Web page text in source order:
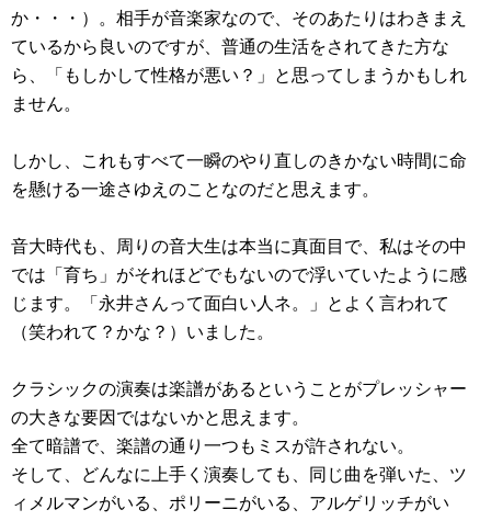
か・・・）。相手が音楽家なので、そのあたりはわきまえ
ているから良いのですが、普通の生活をされてきた方な
ら、「もしかして性格が悪い？」と思ってしまうかもしれ
ません。
しかし、これもすべて一瞬のやり直しのきかない時間に命
を懸ける一途さゆえのことなのだと思えます。
音大時代も、周りの音大生は本当に真面目で、私はその中
では「育ち」がそれほどでもないので浮いていたように感
じます。「永井さんって面白い人ネ。」とよく言われて
（笑われて？かな？）いました。
クラシックの演奏は楽譜があるということがプレッシャー
の大きな要因ではないかと思えます。
全て暗譜で、楽譜の通り一つもミスが許されない。
そして、どんなに上手く演奏しても、同じ曲を弾いた、ツ
ィメルマンがいる、ポリーニがいる、アルゲリッチがい